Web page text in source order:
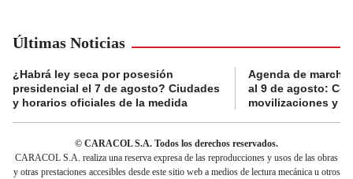
Últimas Noticias
¿Habrá ley seca por posesión
presidencial el 7 de agosto? Ciudades
y horarios oficiales de la medida
Agenda de
al 9 de agosto:
movilizaciones y
© CARACOL S.A. Todos los derechos reservados.
CARACOL S.A. realiza una reserva expresa de las reproducciones y usos de las obras
y otras prestaciones accesibles desde este sitio web a medios de lectura mecánica u otros